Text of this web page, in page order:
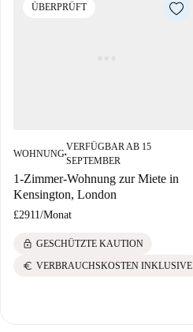
ÜBERPRÜFT
WOHNUNG■
VERFÜGBAR AB 15
SEPTEMBER
1-Zimmer-Wohnung zur Miete in
Kensington, London
£2911/Monat
lock GESCHÜTZTE KAUTION
euro VERBRAUCHSKOSTEN INKLUSIVE